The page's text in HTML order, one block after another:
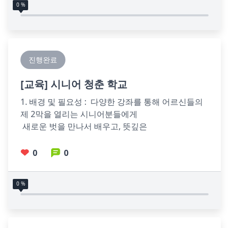
0 %
진행완료
[교육] 시니어 청춘 학교
1. 배경 및 필요성 :  다양한 강좌를 통해 어르신들의
제 2막을 열리는 시니어분들에게
새로운 벗을 만나서 배우고, 뜻깊은
0 0
0 %